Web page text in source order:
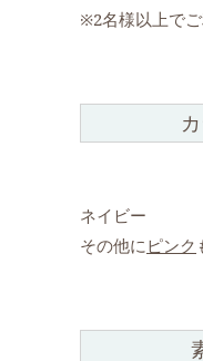
※2名様以上で
ネイビー
その他にピンク